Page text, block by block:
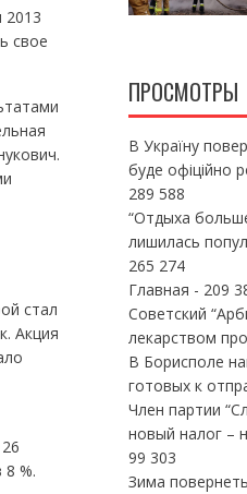
2013
свое
стал
Акция
%.
ПРОСМОТРЫ
В Україну
буде офіційно
289 588
“Отдыха
лишилась
265 274
Главная - 209
Советский
лекарством
В Борисполе
готовых к
Член партии
новый налог –
99 303
Зима